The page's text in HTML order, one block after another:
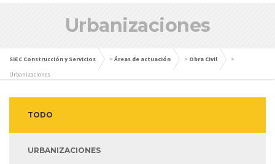
Urbanizaciones
SIEC Construcción y Servicios >Áreas de actuación > Obra Civil
>
Urbanizaciones
TODO
URBANIZACIONES